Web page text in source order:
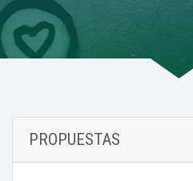
PROPUESTAS